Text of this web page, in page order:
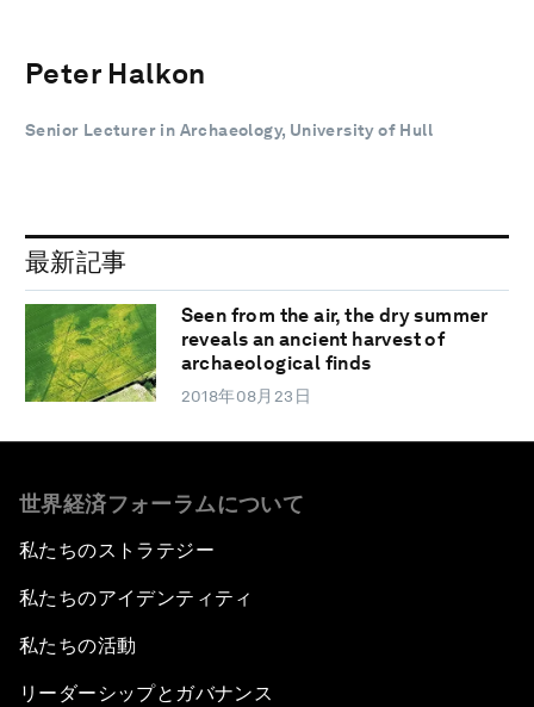
Peter Halkon
Senior Lecturer in Archaeology, University of Hull
最新記事
Seen from the air, the dry summer
reveals an ancient harvest of
archaeological finds
2018年08月23日
世界経済フォーラムについて
私たちのストラテジー
私たちのアイデンティティ
私たちの活動
リーダーシップとガバナンス